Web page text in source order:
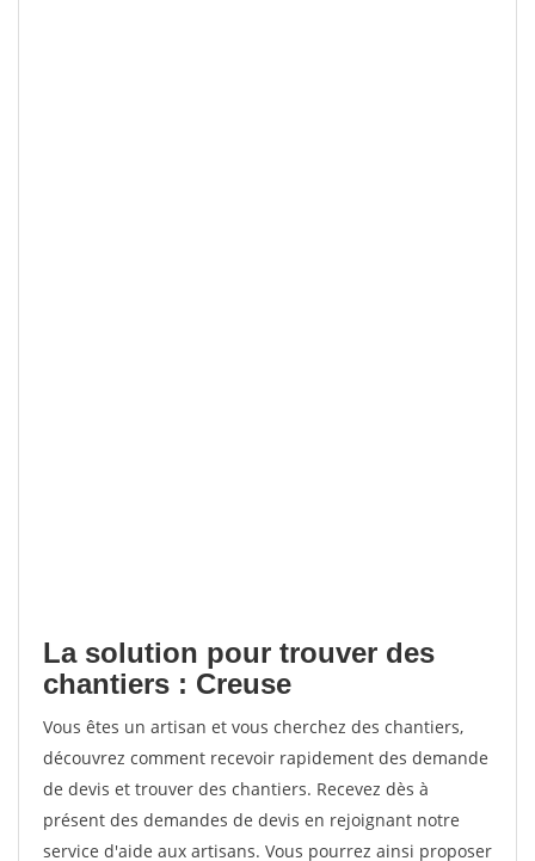
La solution pour trouver des
chantiers : Creuse
Vous êtes un artisan et vous cherchez des chantiers,
découvrez comment recevoir rapidement des demande
de devis et trouver des chantiers. Recevez dès à
présent des demandes de devis en rejoignant notre
service d'aide aux artisans. Vous pourrez ainsi proposer